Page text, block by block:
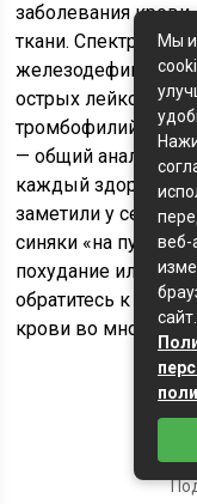
заболевания
ткани. Спектр его
острых лейкозов и
тромбофилий.
— общий анализ
каждый здоровый
заметили у себя
синяки «на пустом
похудание или
обратитесь к
крови во многих
Мы
веб-
сайт.